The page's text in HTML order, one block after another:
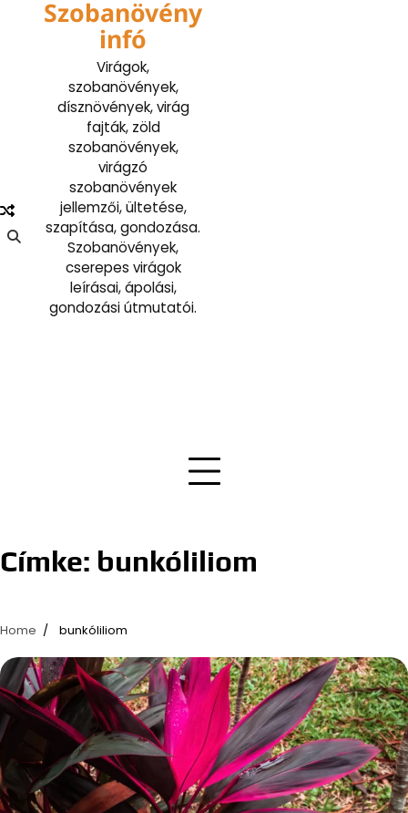
Szobanövény
infó
Virágok,
szobanövények,
dísznövények, virág
fajták, zöld
szobanövények,
virágzó
szobanövények
jellemzői, ültetése,
szapítása, gondozása.
Szobanövények,
cserepes virágok
leírásai, ápolási,
gondozási útmutatói.
Címke: bunkóliliom
Home bunkóliliom